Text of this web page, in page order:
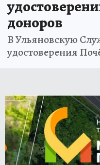
доноров
В Ульяновскую
удостоверения